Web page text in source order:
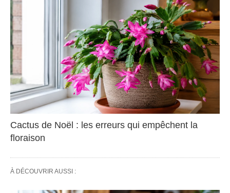
Cactus de Noël : les erreurs qui empêchent la
floraison
À DÉCOUVRIR AUSSI :